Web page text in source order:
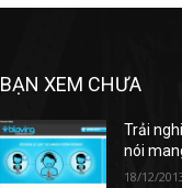
BẠN XEM CHƯA
Trải
nói
18/12/